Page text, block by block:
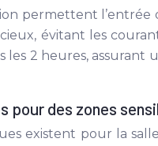
permettent
évitant les
les 2 heures, assurant
pour des zones
existent pour la